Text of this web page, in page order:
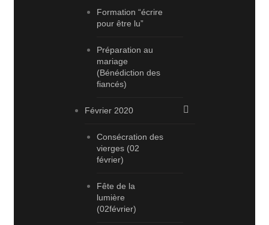
Formation “écrire
pour être lu”
Préparation au
mariage
(Bénédiction des
fiancés)
Février 2020
Consécration des
vierges (02
février)
Fête de la
lumière
(02février)